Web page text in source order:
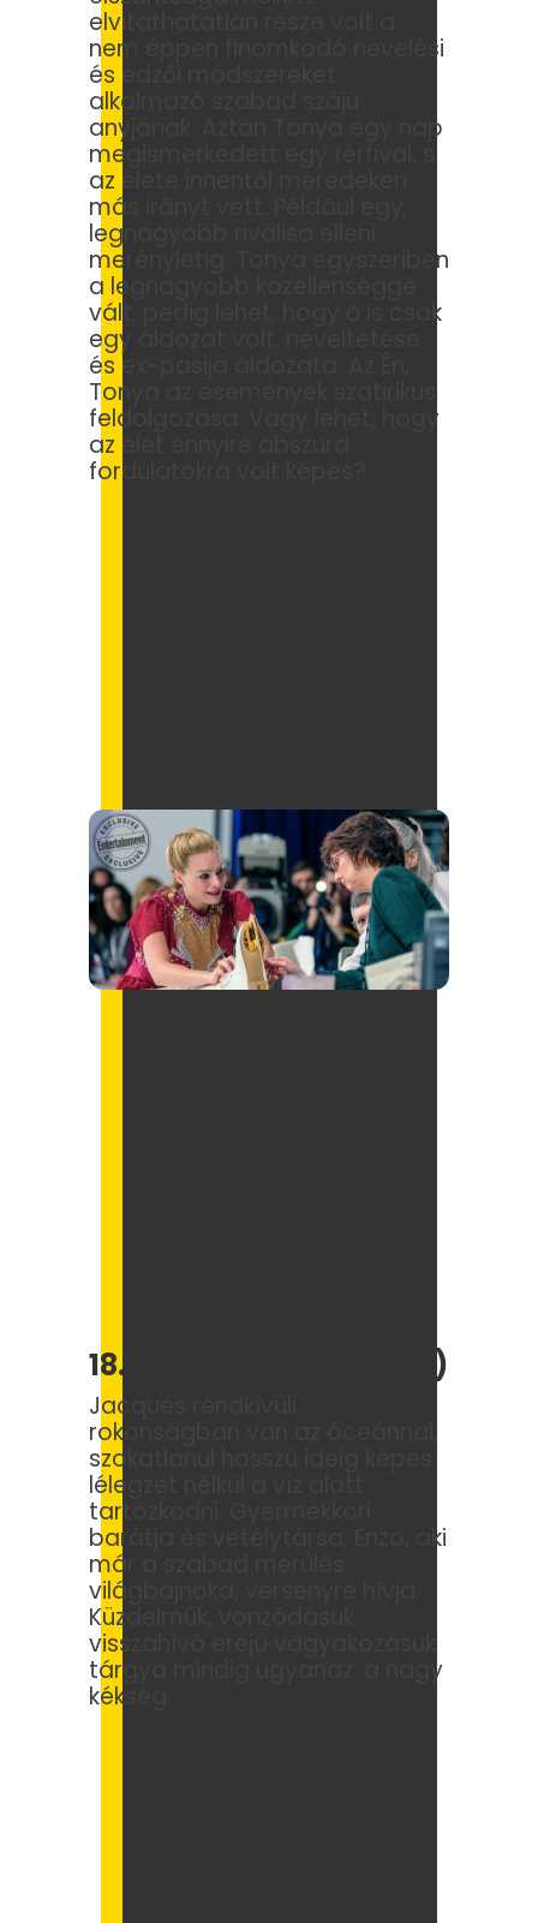
elvitathatatlan része volt a
nem éppen finomkodó nevelési
és edzői módszereket
alkalmazó szabad szájú
anyjának. Aztán Tonya egy nap
megismerkedett egy férfival, s
az élete innentől meredeken
más irányt vett. Például egy,
legnagyobb riválisa elleni
merényletig. Tonya egyszeriben
a legnagyobb közellenséggé
vált, pedig lehet, hogy ő is csak
egy áldozat volt, neveltetése
és ex-pasija áldozata. Az Én,
Tonya az események szatirikus
feldolgozása. Vagy lehet, hogy
az élet ennyire abszurd
fordulatokra volt képes?
18. A nagy kékség (1988)
Jacques rendkívüli
rokonságban van az óceánnal,
szokatlanul hosszú ideig képes
lélegzet nélkül a víz alatt
tartózkodni. Gyermekkori
barátja és vetélytársa, Enzo, aki
már a szabad merülés
világbajnoka, versenyre hívja.
Küzdelmük, vonzódásuk
visszahívó erejű vágyakozásuk
tárgya mindig ugyanaz: a nagy
kékség.